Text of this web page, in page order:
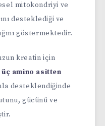
mitokondriyi ve
desteklediği ve
göstermektedir.
kreatin için
amino asitten
desteklendiğinde
gücünü ve